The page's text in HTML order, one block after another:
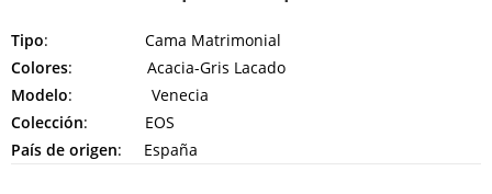
Tipo: Cama Matrimonial
Colores: Acacia-Gris Lacado
Modelo: Venecia
Colección: EOS
País de origen: España